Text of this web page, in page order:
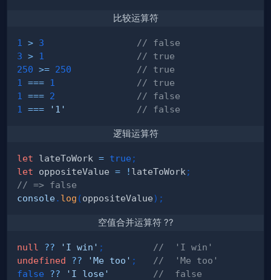
比较运算符
1 > 3
// false
3 > 1
// true
250 >= 250
// true
1
=== 1
// true
1
=== 2
// false
1
=== '1' // false
逻辑运算符
let lateToWork = true ;
let oppositeValue = ! lateToWork ;
// => false
console. log (oppositeValue) ;
空值合并运算符 ??
null ?? 'I win' ;
//  'I win'
undefined
?? 'Me too' ;
//  'Me too'
false
?? 'I lose'
//  false